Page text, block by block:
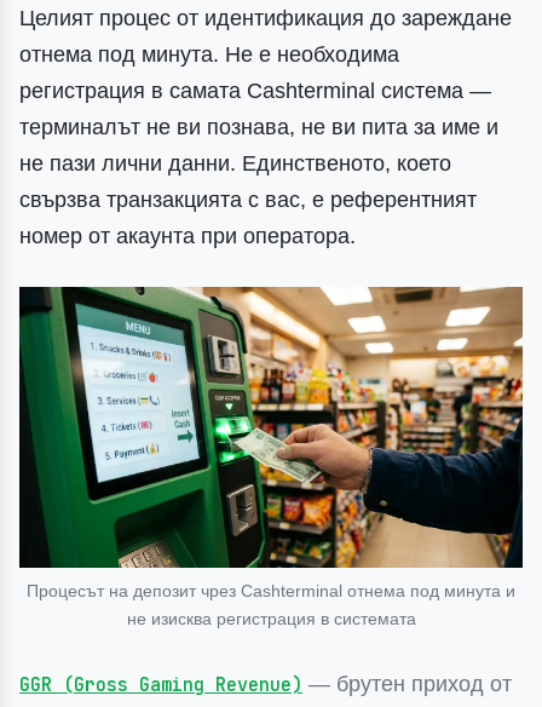
Целият процес от идентификация до зареждане
отнема под минута. Не е необходима
регистрация в самата Cashterminal система —
терминалът не ви познава, не ви пита за име и
не пази лични данни. Единственото, което
свързва транзакцията с вас, е референтният
номер от акаунта при оператора.
Процесът на депозит чрез Cashterminal отнема под минута и
не изисква регистрация в системата
GGR (Gross Gaming Revenue) — брутен приход от